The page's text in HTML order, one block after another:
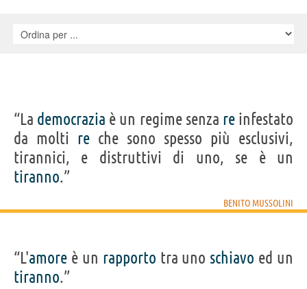
“La democrazia è un regime senza reinfestato
da molti re che sono spesso più esclusivi,
tirannici, e distruttivi di uno, se è un
tiranno.”
BENITO MUSSOLINI
“L'amore è un rapporto tra uno schiavo ed un
tiranno.”